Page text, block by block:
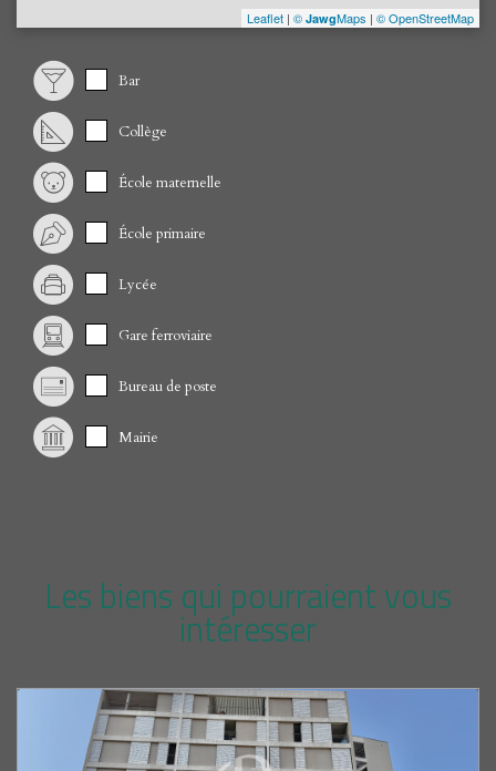
Leaflet | © JawgMaps | © OpenStreetMap
Bar
Collège
École maternelle
École primaire
Lycée
Gare ferroviaire
Bureau de poste
Mairie
Les biens qui pourraient vous
intéresser